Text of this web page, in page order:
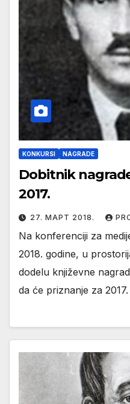
KONKURSI NAGRADE
Dobitnik
2017.
27. МАРТ 2018.
Na konferenciji za
2018. godine, u
dodelu književne
da će priznanje za